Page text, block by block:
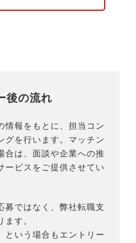
後の流れ
情報をもとに、担当コン
グを行います。マッチン
合は、面談や企業への推
ービスをご提供させてい
ではなく、弊社転職支
す。
いう場合もエントリー